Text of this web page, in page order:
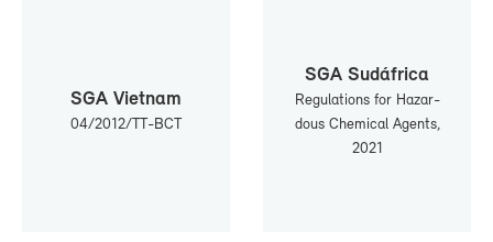
SGA Viet­nam
04/2012/TT-​BCT
SGA Su­dá­fri­ca
Re­gu­la­tions for Ha­zar­
dous Che­mi­cal Agents,
2021